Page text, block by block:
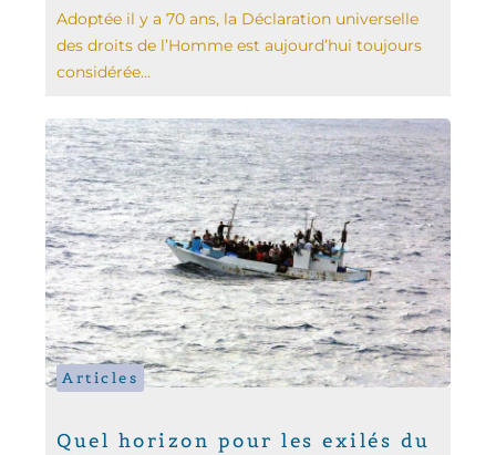
Adoptée il y a 70 ans, la Déclaration universelle
des droits de l’Homme est aujourd’hui toujours
considérée...
Articles
Quel horizon pour les exilés du